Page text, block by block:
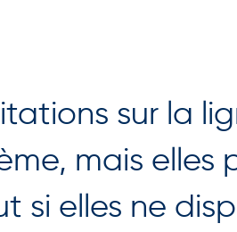
sur la
mais elles
si elles ne